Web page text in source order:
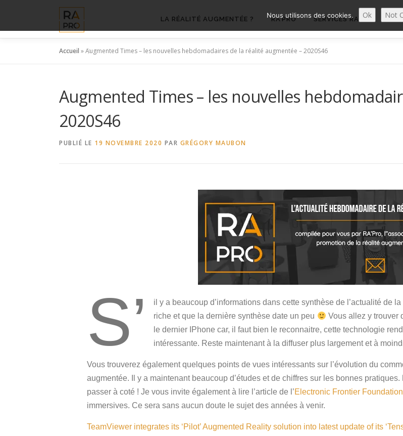
contenu
LA RÉALITÉ AUGMENTÉE ? RA’PRO SERVICES RA’PRO
Accueil »Augmented Times – les nouvelles hebdomadaires de la réalité augmentée – 2020S46
Augmented Times – les nouvelles
2020S46
PUBLIÉ LE 19 NOVEMBRE 2020 PAR GRÉGORY MAUBON
S’
il y a beaucoup d’informations dans cette synthèse de l’actualité de
riche et que la dernière synthèse date un peu
Vous allez y trouver
le dernier IPhone car, il faut bien le reconnaitre, cette technologie
intéressante. Reste maintenant à la diffuser plus largement et à
Vous trouverez également quelques points de vues intéressants sur l’évolution du
augmentée. Il y a maintenant beaucoup d’études et de chiffres sur les bonnes
passer à coté ! Je vous invite également à lire l’article de l’Electronic Frontier Foundation
immersives. Ce sera sans aucun doute le sujet des années à venir.
TeamViewer integrates its ‘Pilot’ Augmented Reality solution into latest update of its
Nous utilisons des cookies. Ok Not